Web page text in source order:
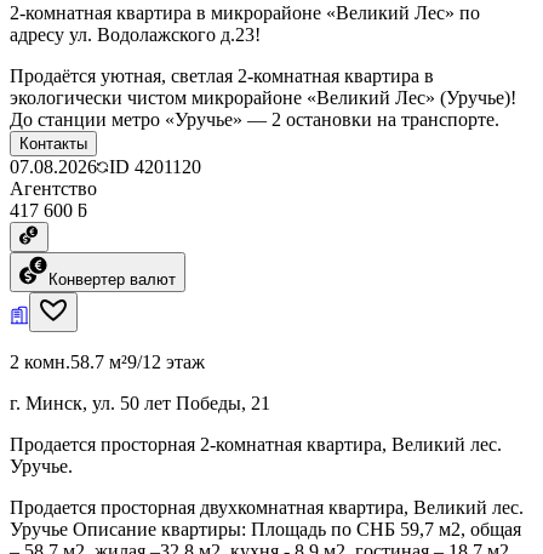
2-комнатная квартира в микрорайоне «Великий Лес» по
адресу ул. Водолажского д.23!
Продаётся уютная, светлая 2-комнатная квартира в
экологически чистом микрорайоне «Великий Лес» (Уручье)!
До станции метро «Уручье» — 2 остановки на транспорте.
Контакты
07.08.2026 ID 4201120
Агентство
417 600 ƃ
Конвертер валют
2 комн.58.7 м²9/12 этаж
г. Минск, ул. 50 лет Победы, 21
Продается просторная 2-комнатная квартира, Великий лес.
Уручье.
Продается просторная двухкомнатная квартира, Великий лес.
Уручье Описание квартиры: Площадь по СНБ 59,7 м2, общая